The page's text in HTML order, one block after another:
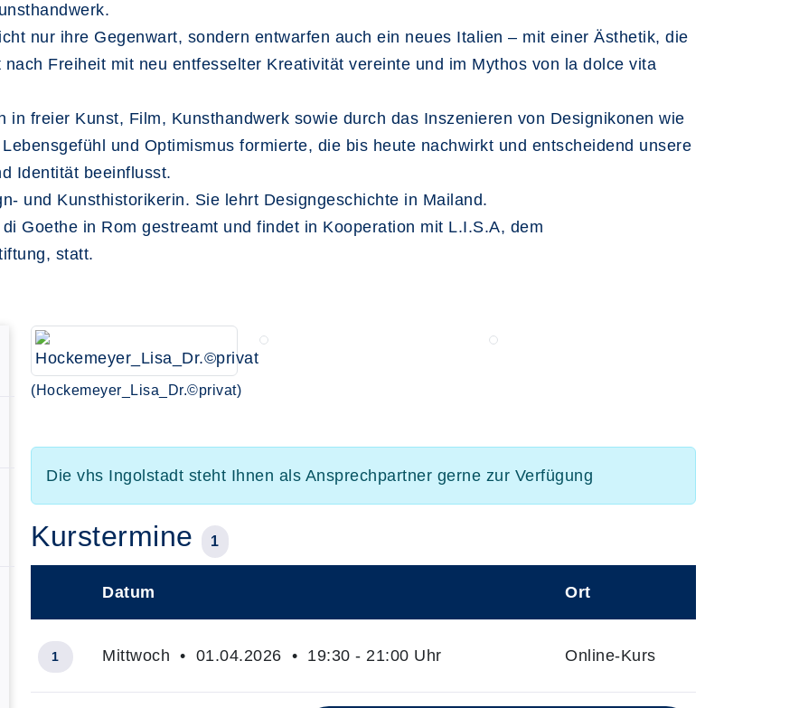
nur ihre Gegenwart, sondern entwarfen auch ein neues Italien – mit einer Ästhetik, die
Freiheit mit neu entfesselter Kreativität vereinte und im Mythos von la dolce vita
in freier Kunst, Film, Kunsthandwerk sowie durch das Inszenieren von Designikonen wie
und Optimismus formierte, die bis heute nachwirkt und entscheidend unsere
Identität beeinflusst.
und Kunsthistorikerin. Sie lehrt Designgeschichte in Mailand.
Goethe in Rom gestreamt und findet in Kooperation mit L.I.S.A, dem
statt.
(Hockemeyer_Lisa_Dr.©privat)
Die vhs Ingolstadt steht Ihnen als Ansprechpartner gerne zur Verfügung
Kurstermine 1
Datum Ort
1 Mittwoch • 01.04.2026 • 19:30 - 21:00 Uhr Online-Kurs